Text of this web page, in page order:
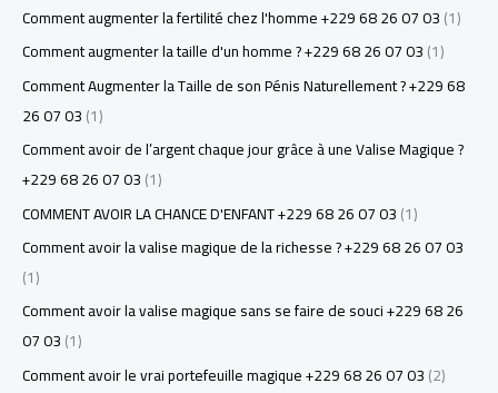
Comment augmenter la fertilité chez l'homme +229 68 26 07 03(1)
Comment augmenter la taille d'un homme ? +229 68 26 07 03(1)
Comment Augmenter la Taille de son Pénis Naturellement ? +229 68
26 07 03(1)
Comment avoir de l’argent chaque jour grâce à une Valise Magique ?
+229 68 26 07 03(1)
COMMENT AVOIR LA CHANCE D'ENFANT +229 68 26 07 03(1)
Comment avoir la valise magique de la richesse ? +229 68 26 07 03
(1)
Comment avoir la valise magique sans se faire de souci +229 68 26
07 03(1)
Comment avoir le vrai portefeuille magique +229 68 26 07 03(2)